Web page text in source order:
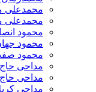
محمدعلی
محمدعلی
محمود
محمود
محمود
مداحی
مداحی حاج
مداحی